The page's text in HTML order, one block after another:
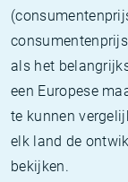
als het
een Europese
te kunnen
elk land de
bekijken.